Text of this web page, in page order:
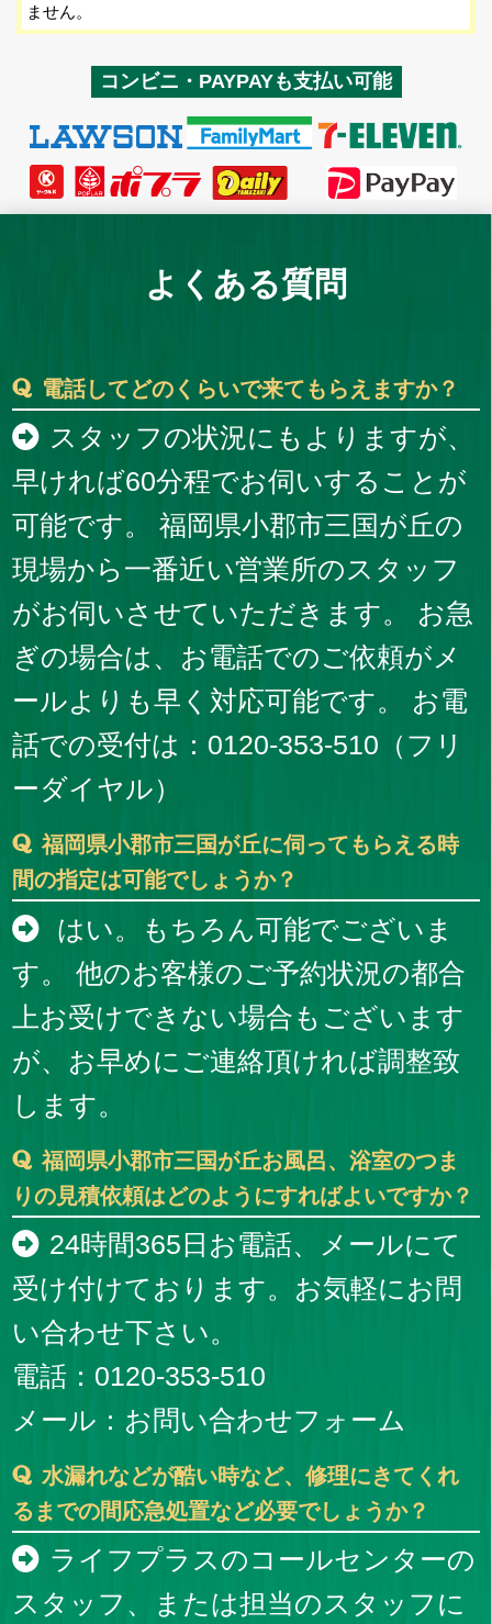
ません。
コンビニ・PAYPAYも支払い可能
よくある質問
電話してどのくらいで来てもらえますか？
スタッフの状況にもよりますが、
早ければ60分程でお伺いすることが
可能です。 福岡県小郡市三国が丘の
現場から一番近い営業所のスタッフ
がお伺いさせていただきます。 お急
ぎの場合は、お電話でのご依頼がメ
ールよりも早く対応可能です。 お電
話での受付は：0120-353-510（フリ
ーダイヤル）
福岡県小郡市三国が丘に伺ってもらえる時
間の指定は可能でしょうか？
はい。もちろん可能でございま
す。 他のお客様のご予約状況の都合
上お受けできない場合もございます
が、お早めにご連絡頂ければ調整致
します。
福岡県小郡市三国が丘お風呂、浴室のつま
りの見積依頼はどのようにすればよいですか？
24時間365日お電話、メールにて
受け付けております。お気軽にお問
い合わせ下さい。
電話：0120-353-510
メール： お問い合わせフォーム
水漏れなどが酷い時など、修理にきてくれ
るまでの間応急処置など必要でしょうか？
ライフプラスのコールセンターの
スタッフ、または担当のスタッフに